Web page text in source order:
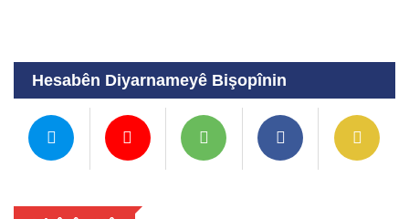
Hesabên Diyarnameyê Bişopînin